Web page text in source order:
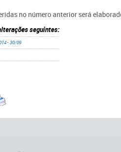
no número anterior será
seguintes:
- 30/09